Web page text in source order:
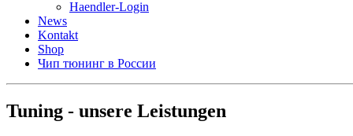
Haendler-Login
News
Kontakt
Shop
Чип тюнинг в России
Tuning - unsere Leistungen